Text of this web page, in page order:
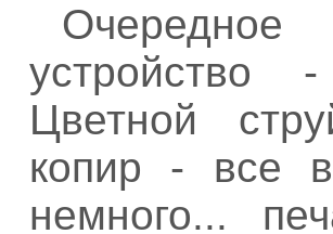
устройство
Цветной
копир - все
немного...